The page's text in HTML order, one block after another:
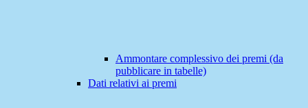
Ammontare complessivo dei premi (da
pubblicare in tabelle)
Dati relativi ai premi